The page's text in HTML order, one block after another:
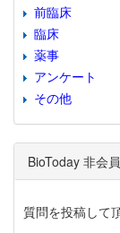
前臨床
臨床
薬事
アンケート
その他
BioToday 非会
質問を投稿して